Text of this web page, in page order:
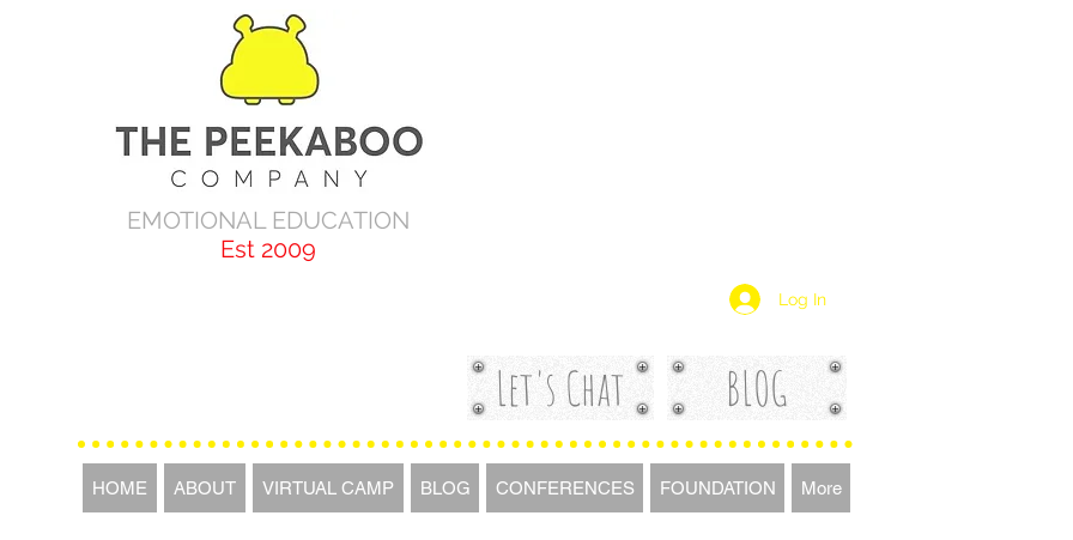
EMOTIONAL EDUCATION
Est 2009
Log In
Let's Chat BLOG
HOME ABOUT VIRTUAL CAMP BLOG CONFERENCES FOUNDATION More